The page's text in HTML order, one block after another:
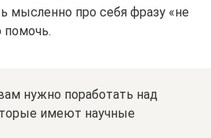
мысленно про себя фразу «не
помочь.
нужно поработать над
имеют научные